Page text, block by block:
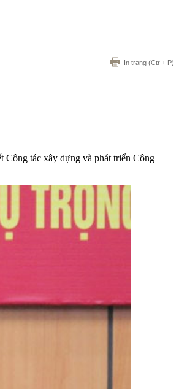
In trang (Ctr + P)
Công tác xây dựng và phát triển Công